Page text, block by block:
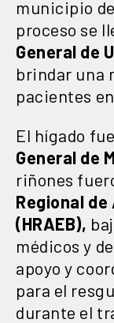
municipio
proceso se
General de
brindar una
pacientes
El hígado
General de
riñones
Regional
(HRAEB),
médicos y
apoyo y
para el
durante el